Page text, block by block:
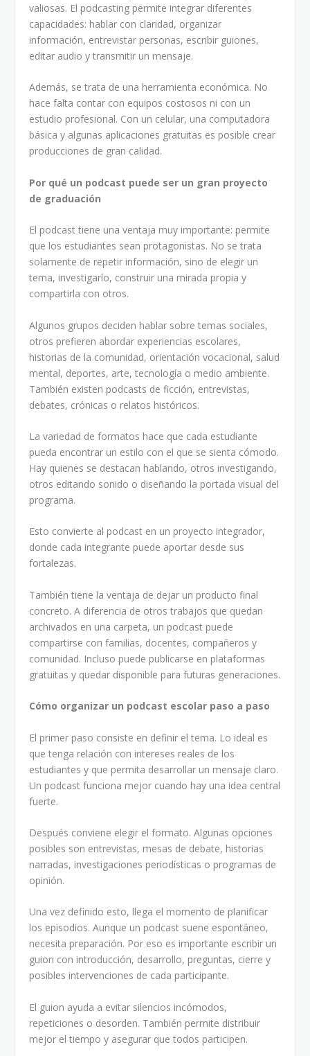
valiosas. El podcasting permite integrar diferentes
capacidades: hablar con claridad, organizar
información, entrevistar personas, escribir guiones,
editar audio y transmitir un mensaje.
Además, se trata de una herramienta económica. No
hace falta contar con equipos costosos ni con un
estudio profesional. Con un celular, una computadora
básica y algunas aplicaciones gratuitas es posible crear
producciones de gran calidad.
Por qué un podcast puede ser un gran proyecto
de graduación
El podcast tiene una ventaja muy importante: permite
que los estudiantes sean protagonistas. No se trata
solamente de repetir información, sino de elegir un
tema, investigarlo, construir una mirada propia y
compartirla con otros.
Algunos grupos deciden hablar sobre temas sociales,
otros prefieren abordar experiencias escolares,
historias de la comunidad, orientación vocacional, salud
mental, deportes, arte, tecnología o medio ambiente.
También existen podcasts de ficción, entrevistas,
debates, crónicas o relatos históricos.
La variedad de formatos hace que cada estudiante
pueda encontrar un estilo con el que se sienta cómodo.
Hay quienes se destacan hablando, otros investigando,
otros editando sonido o diseñando la portada visual del
programa.
Esto convierte al podcast en un proyecto integrador,
donde cada integrante puede aportar desde sus
fortalezas.
También tiene la ventaja de dejar un producto final
concreto. A diferencia de otros trabajos que quedan
archivados en una carpeta, un podcast puede
compartirse con familias, docentes, compañeros y
comunidad. Incluso puede publicarse en plataformas
gratuitas y quedar disponible para futuras generaciones.
Cómo organizar un podcast escolar paso a paso
El primer paso consiste en definir el tema. Lo ideal es
que tenga relación con intereses reales de los
estudiantes y que permita desarrollar un mensaje claro.
Un podcast funciona mejor cuando hay una idea central
fuerte.
Después conviene elegir el formato. Algunas opciones
posibles son entrevistas, mesas de debate, historias
narradas, investigaciones periodísticas o programas de
opinión.
Una vez definido esto, llega el momento de planificar
los episodios. Aunque un podcast suene espontáneo,
necesita preparación. Por eso es importante escribir un
guion con introducción, desarrollo, preguntas, cierre y
posibles intervenciones de cada participante.
El guion ayuda a evitar silencios incómodos,
repeticiones o desorden. También permite distribuir
mejor el tiempo y asegurar que todos participen.